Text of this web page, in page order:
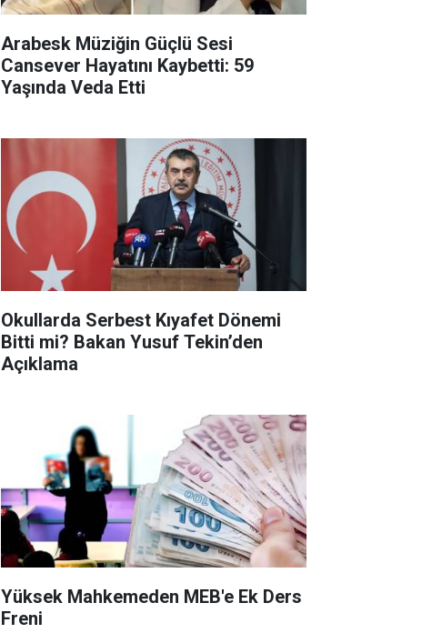
Arabesk Müziğin Güçlü Sesi
Cansever Hayatını Kaybetti: 59
Yaşında Veda Etti
Okullarda Serbest Kıyafet Dönemi
Bitti mi? Bakan Yusuf Tekin’den
Açıklama
Yüksek Mahkemeden MEB'e Ek Ders
Freni